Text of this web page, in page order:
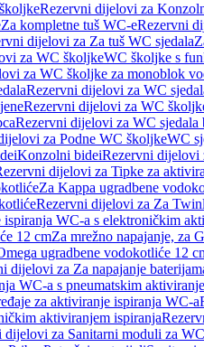
Rezervni dijelovi za
Za kompletne tuš WC-eRezervni
dijelovi za Za tuš WC sjedala
za WC školjkeWC školjke s
za WC školjke za monoblok
Rezervni dijelovi za WC
Rezervni dijelovi za WC
Rezervni dijelovi za WC sjedala
za Podne WC školjkeWC
Konzolni bideiRezervni dijelovi
dijelovi za Tipke za
Za Kappa ugradbene
Rezervni dijelovi za Za
WC-a s elektroničkim
12 cmZa mrežno napajanje, za
ugradbene vodokotliće 12
dijelovi za Za napajanje
WC-a s pneumatskim
za aktiviranje ispiranja WC-a
aktiviranjem ispiranja
dijelovi za Sanitarni moduli za